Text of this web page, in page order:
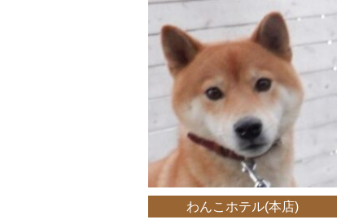
わんこホテル(本店)